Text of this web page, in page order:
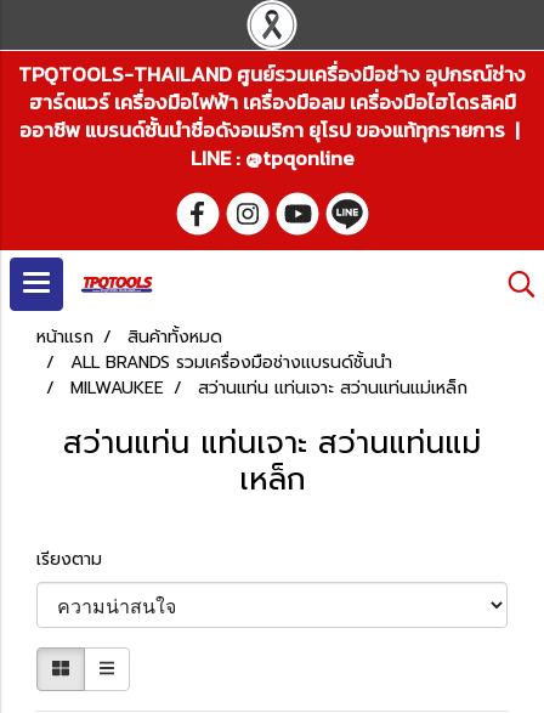
TPQTOOLS-THAILAND ศูนย์รวมเครื่องมือช่าง อุปกรณ์ช่าง
ฮาร์ดแวร์ เครื่องมือไฟฟ้า เครื่องมือลม เครื่องมือไฮโดรลิคมื
ออาชีพ แบรนด์ชั้นนำชื่อดังอเมริกา ยุโรป ของแท้ทุกรายการ |
LINE : @tpqonline
หน้าแรก
สินค้าทั้งหมด
ALL BRANDS รวมเครื่องมือช่างแบรนด์ชั้นนำ
MILWAUKEE
สว่านแท่น แท่นเจาะ สว่านแท่นแม่เหล็ก
สว่านแท่น แท่นเจาะ สว่านแท่นแม่
เหล็ก
เรียงตาม